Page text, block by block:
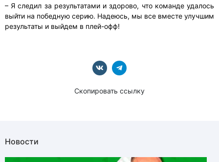
– Я следил за результатами и здорово, что команде удалось
выйти на победную серию. Надеюсь, мы все вместе улучшим
результаты и выйдем в плей-офф!
Скопировать ссылку
Новости